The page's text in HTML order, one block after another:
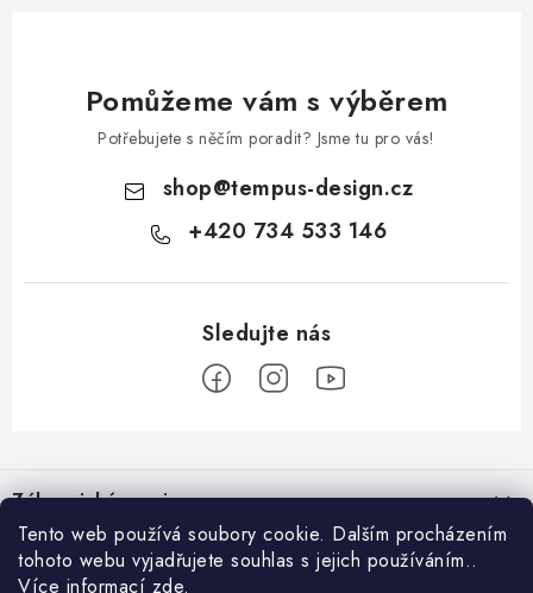
Tento web používá soubory cookie. Dalším procházením
tohoto webu vyjadřujete souhlas s jejich používáním..
Více informací zde.
Pomůžeme vám s výběrem
Potřebujete s něčím poradit? Jsme tu pro vás!
shop@tempus-design.cz
+420 734 533 146
á
pZákaznický servis
Hodnocení obchodu
Užitečné odkazy